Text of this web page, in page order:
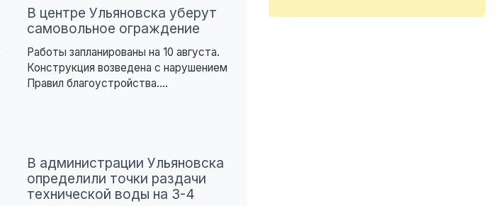
В центре Ульяновска уберут
самовольное ограждение
Работы запланированы на 10 августа.
Конструкция возведена с нарушением
Правил благоустройства....
В администрации Ульяновска
определили точки раздачи
технической воды на 3-4